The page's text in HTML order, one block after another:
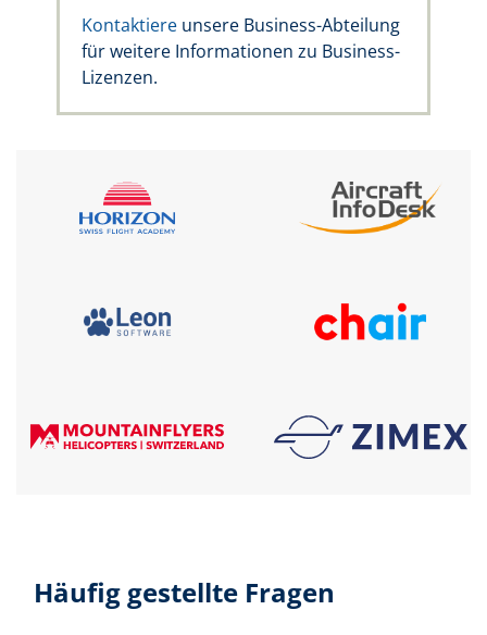
Kontaktiere unsere Business-Abteilung
für weitere Informationen zu Business-
Lizenzen.
Häufig gestellte Fragen